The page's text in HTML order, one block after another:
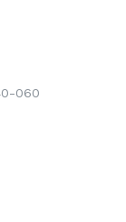
060